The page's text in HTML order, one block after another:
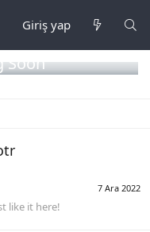
Giriş yap
Soon
7 Ara 2022
like it here!